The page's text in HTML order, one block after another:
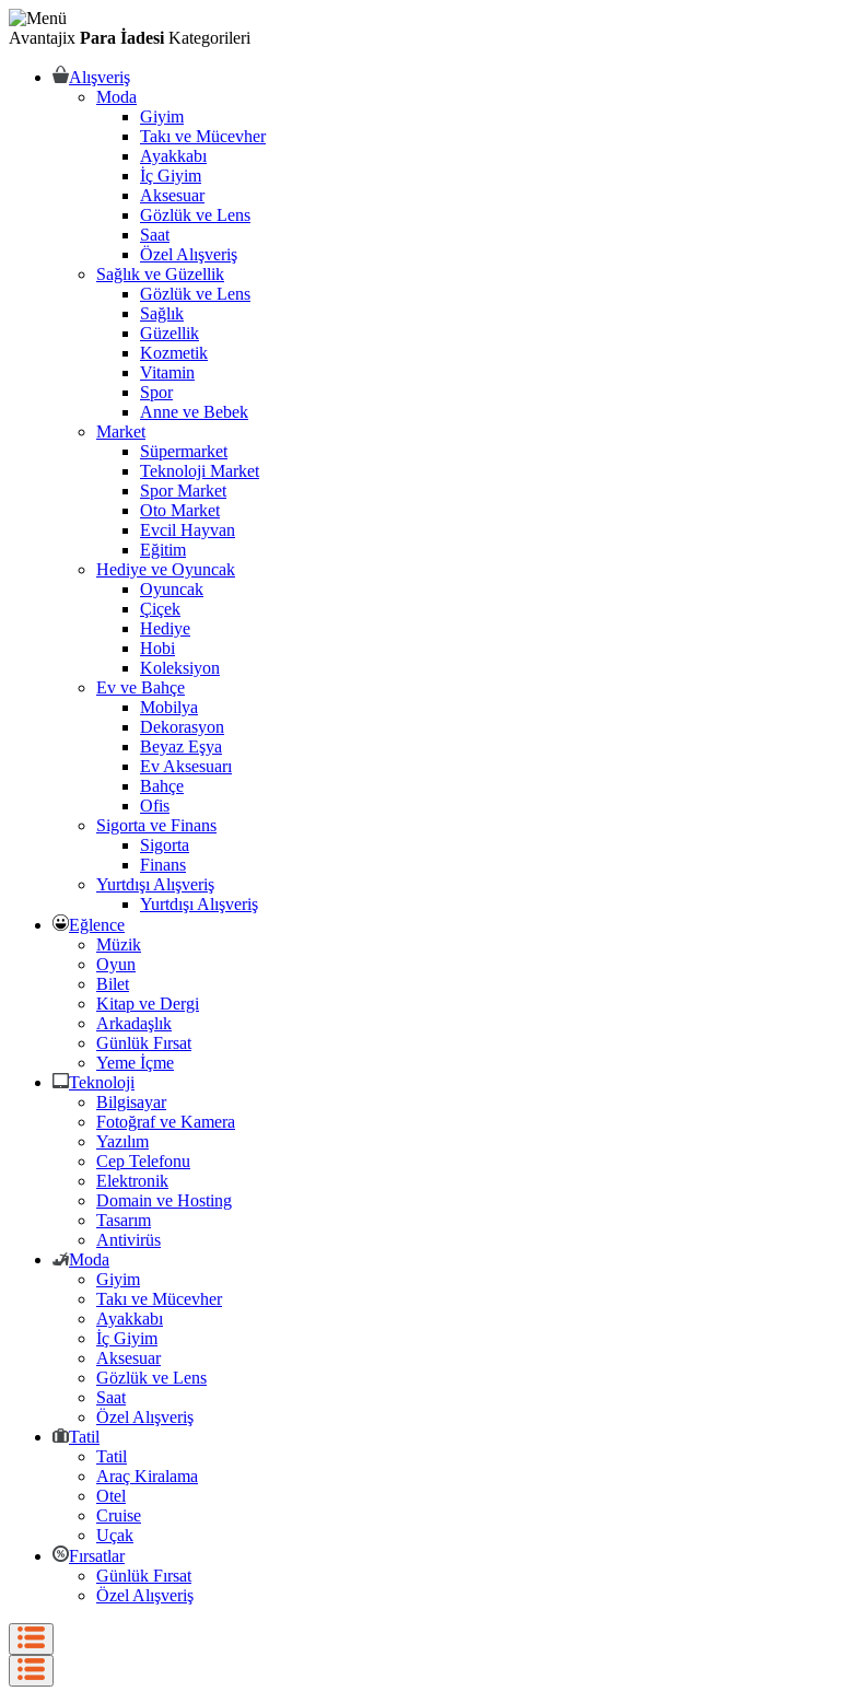
Avantajix Para İadesi Kategorileri
Alışveriş
Moda
Giyim
Takı ve Mücevher
Ayakkabı
İç Giyim
Aksesuar
Gözlük ve Lens
Saat
Özel Alışveriş
Sağlık ve Güzellik
Gözlük ve Lens
Sağlık
Güzellik
Kozmetik
Vitamin
Spor
Anne ve Bebek
Market
Süpermarket
Teknoloji Market
Spor Market
Oto Market
Evcil Hayvan
Eğitim
Hediye ve Oyuncak
Oyuncak
Çiçek
Hediye
Hobi
Koleksiyon
Ev ve Bahçe
Mobilya
Dekorasyon
Beyaz Eşya
Ev Aksesuarı
Bahçe
Ofis
Sigorta ve Finans
Sigorta
Finans
Yurtdışı Alışveriş
Yurtdışı Alışveriş
Eğlence
Müzik
Oyun
Bilet
Kitap ve Dergi
Arkadaşlık
Günlük Fırsat
Yeme İçme
Teknoloji
Bilgisayar
Fotoğraf ve Kamera
Yazılım
Cep Telefonu
Elektronik
Domain ve Hosting
Tasarım
Antivirüs
Moda
Giyim
Takı ve Mücevher
Ayakkabı
İç Giyim
Aksesuar
Gözlük ve Lens
Saat
Özel Alışveriş
Tatil
Tatil
Araç Kiralama
Otel
Cruise
Uçak
Fırsatlar
Günlük Fırsat
Özel Alışveriş